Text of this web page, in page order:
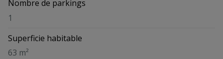
Nombre de parkings
1
Superficie habitable
63 m²